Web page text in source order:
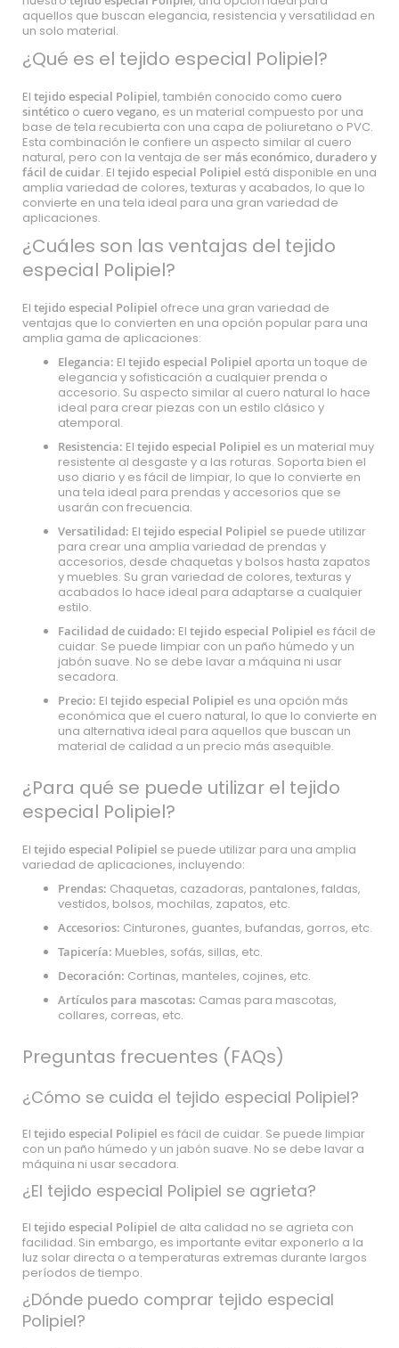
aquellos que buscan elegancia, resistencia y versatilidad en
un solo material.
¿Qué es el tejido especial Polipiel?
El tejido especial Polipiel, también conocido como cuero
sintético o cuero vegano, es un material compuesto por una
base de tela recubierta con una capa de poliuretano o PVC.
Esta combinación le confiere un aspecto similar al cuero
natural, pero con la ventaja de ser más económico, duradero y
fácil de cuidar. El tejido especial Polipiel está disponible en una
amplia variedad de colores, texturas y acabados, lo que lo
convierte en una tela ideal para una gran variedad de
aplicaciones.
¿Cuáles son las ventajas del tejido
especial Polipiel?
El tejido especial Polipiel ofrece una gran variedad de
ventajas que lo convierten en una opción popular para una
amplia gama de aplicaciones:
Elegancia: El tejido especial Polipiel aporta un toque de
elegancia y sofisticación a cualquier prenda o
accesorio. Su aspecto similar al cuero natural lo hace
ideal para crear piezas con un estilo clásico y
atemporal.
Resistencia: El tejido especial Polipiel es un material muy
resistente al desgaste y a las roturas. Soporta bien el
uso diario y es fácil de limpiar, lo que lo convierte en
una tela ideal para prendas y accesorios que se
usarán con frecuencia.
Versatilidad: El tejido especial Polipiel se puede utilizar
para crear una amplia variedad de prendas y
accesorios, desde chaquetas y bolsos hasta zapatos
y muebles. Su gran variedad de colores, texturas y
acabados lo hace ideal para adaptarse a cualquier
estilo.
Facilidad de cuidado: El tejido especial Polipiel es fácil de
cuidar. Se puede limpiar con un paño húmedo y un
jabón suave. No se debe lavar a máquina ni usar
secadora.
Precio: El tejido especial Polipiel es una opción más
económica que el cuero natural, lo que lo convierte en
una alternativa ideal para aquellos que buscan un
material de calidad a un precio más asequible.
¿Para qué se puede utilizar el tejido
especial Polipiel?
El tejido especial Polipiel se puede utilizar para una amplia
variedad de aplicaciones, incluyendo:
Prendas: Chaquetas, cazadoras, pantalones, faldas,
vestidos, bolsos, mochilas, zapatos, etc.
Accesorios: Cinturones, guantes, bufandas, gorros, etc.
Tapicería: Muebles, sofás, sillas, etc.
Decoración: Cortinas, manteles, cojines, etc.
Artículos para mascotas: Camas para mascotas,
collares, correas, etc.
Preguntas frecuentes (FAQs)
¿Cómo se cuida el tejido especial Polipiel?
El tejido especial Polipiel es fácil de cuidar. Se puede limpiar
con un paño húmedo y un jabón suave. No se debe lavar a
máquina ni usar secadora.
¿El tejido especial Polipiel se agrieta?
El tejido especial Polipiel de alta calidad no se agrieta con
facilidad. Sin embargo, es importante evitar exponerlo a la
luz solar directa o a temperaturas extremas durante largos
períodos de tiempo.
¿Dónde puedo comprar tejido especial
Polipiel?